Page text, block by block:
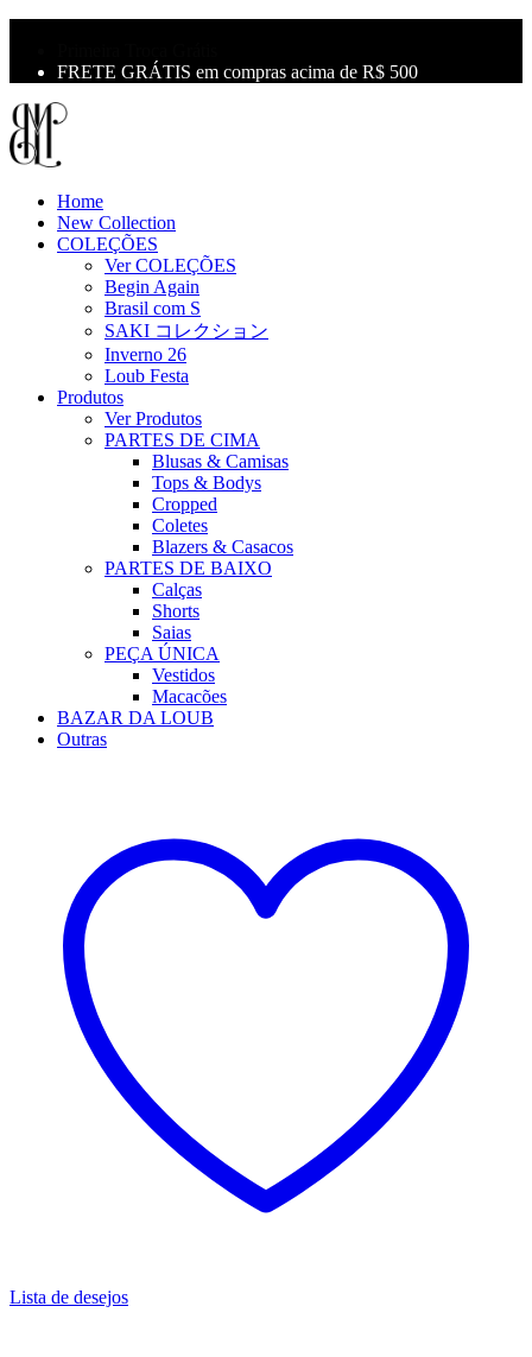
FRETE GRÁTIS em compras acima de R$ 500
Home
New Collection
COLEÇÕES
Ver COLEÇÕES
Begin Again
Brasil com S
SAKI コレクション
Inverno 26
Loub Festa
Produtos
Ver Produtos
PARTES DE CIMA
Blusas & Camisas
Tops & Bodys
Cropped
Coletes
Blazers & Casacos
PARTES DE BAIXO
Calças
Shorts
Saias
PEÇA ÚNICA
Vestidos
Macacões
BAZAR DA LOUB
Outras
Lista de desejos